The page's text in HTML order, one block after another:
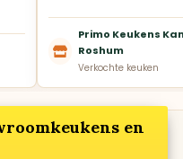
Primo Keukens
Roshum
Verkochte keuken
en